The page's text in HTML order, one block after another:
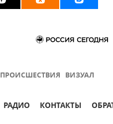
ПРОИСШЕСТВИЯ ВИЗУАЛ
РАДИО КОНТАКТЫ